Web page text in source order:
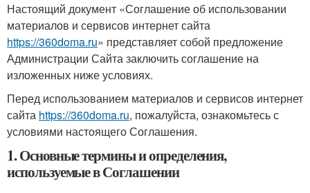
Настоящий документ «Соглашение об использовании
материалов и сервисов интернет сайта
https://360doma.ru» представляет собой предложение
Администрации Сайта заключить соглашение на
изложенных ниже условиях.
Перед использованием материалов и сервисов интернет
сайта https://360doma.ru, пожалуйста, ознакомьтесь с
условиями настоящего Соглашения.
1. Основные термины и определения,
используемые в Соглашении